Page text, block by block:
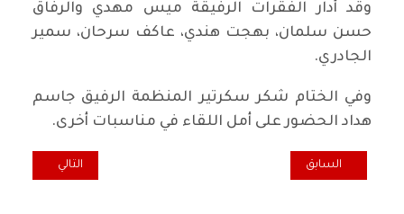
وقد أدار الفقرات الرفيقة ميس مهدي والرفاق
حسن سلمان، بهجت هندي، عاكف سرحان، سمير
الجادري.
وفي الختام شكر سكرتير المنظمة الرفيق جاسم
هداد الحضور على أمل اللقاء في مناسبات أخرى.
المقال السابق: تعزية ومواساة برحيل الفقيد كريم نجم عبد الله
السابق المقال التالي:
التالي